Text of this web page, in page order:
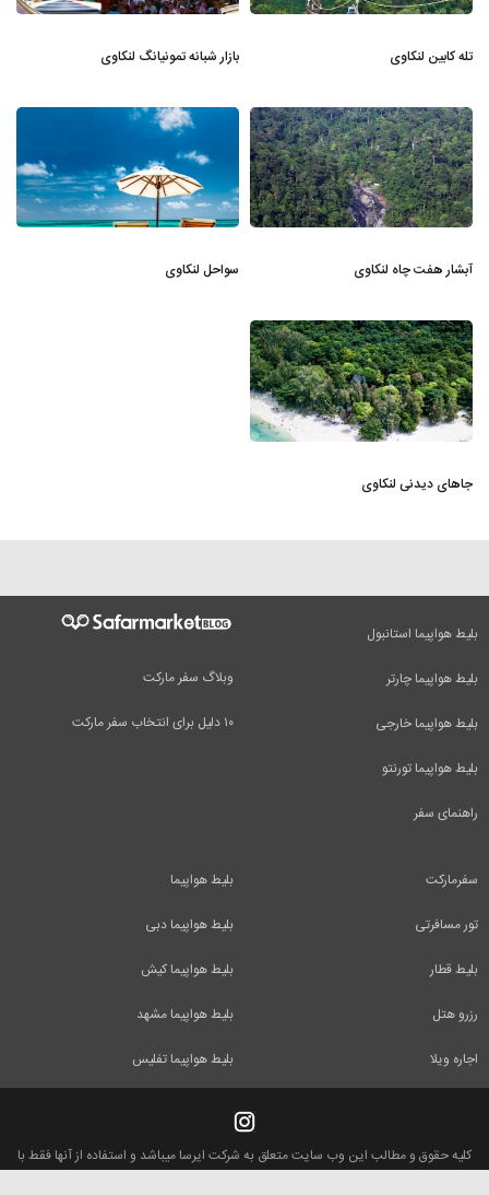
تله کابین لنکاوی بازار شبانه تمونیانگ لنکاوی
آبشار هفت چاه لنکاوی سواحل لنکاوی
جاهای دیدنی لنکاوی
وبلاگ سفر مارکت
۱۰ دلیل برای انتخاب سفر مارکت
بلیط هواپیما استانبول
بلیط هواپیما چارتر
بلیط هواپیما خارجی
بلیط هواپیما تورنتو
راهنمای سفر
بلیط هواپیما
بلیط هواپیما دبی
بلیط هواپیما کیش
بلیط هواپیما مشهد
بلیط هواپیما تفلیس
سفرمارکت
تور مسافرتی
بلیط قطار
رزرو هتل
اجاره ویلا
کلیه حقوق و مطالب این وب سایت متعلق به شرکت ایرسا میباشد و استفاده از آنها فقط با